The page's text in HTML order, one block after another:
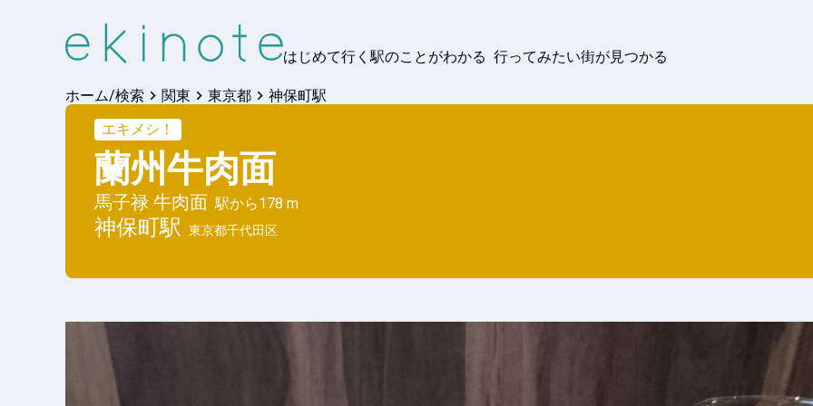
はじめて行く駅のことがわかる 行ってみたい街が見つかる
ホーム/検索 関東 東京都
神保町駅
エキメシ！
蘭州牛肉面
馬子禄 牛肉面 駅から178 m
神保町駅 東京都千代田区